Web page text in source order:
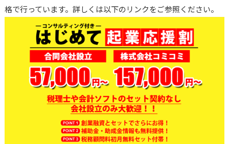
格で行っています。詳しくは以下のリンクをご参照ください。